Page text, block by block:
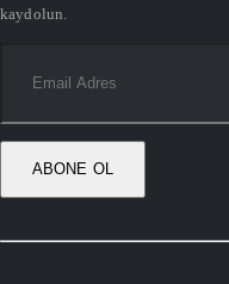
kaydolun.